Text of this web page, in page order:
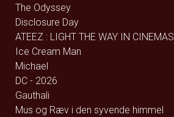
The Odyssey
Disclosure Day
ATEEZ : LIGHT THE WAY IN CINEMAS
Ice Cream Man
Michael
DC - 2026
Gauthali
Mus og Ræv i den syvende himmel